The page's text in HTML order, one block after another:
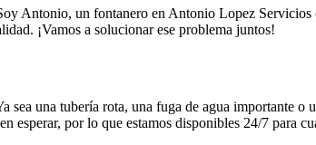
Antonio, un fontanero en Antonio Lopez Servicios
¡Vamos a solucionar ese problema juntos!
una tubería rota, una fuga de agua importante o
esperar, por lo que estamos disponibles 24/7 para